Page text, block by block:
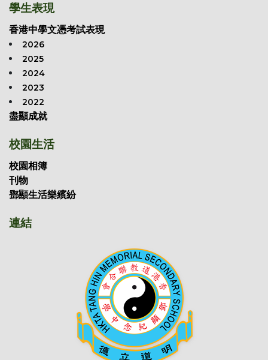
學生表現
香港中學文憑考試表現
2026
2025
2024
2023
2022
盡顯成就
校園生活
校園相簿
刊物
鄧顯生活樂繽紛
連結